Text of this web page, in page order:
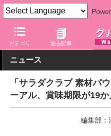
カテゴリ 過去記事
グルメ Watch メーカー 調味
ニュース
「サラダクラブ 素材パ
ーアル、賞味期限が19か
編集部：